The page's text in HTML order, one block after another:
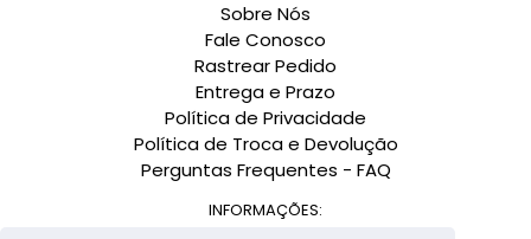
Sobre Nós
Fale Conosco
Rastrear Pedido
Entrega e Prazo
Política de Privacidade
Política de Troca e Devolução
Perguntas Frequentes - FAQ
INFORMAÇÕES: